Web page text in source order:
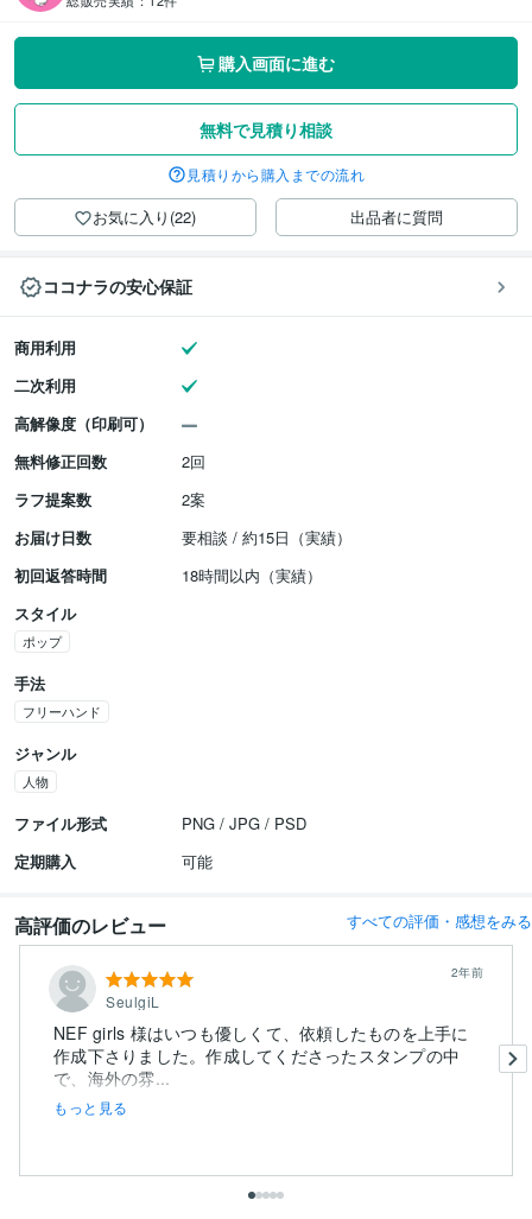
購入画面に進む
無料で見積り相談
見積りから購入までの流れ
お気に入り(22) 出品者に質問
ココナラの安心保証
商用利用
二次利用
高解像度（印刷可）
無料修正回数
2回
ラフ提案数
2案
お届け日数
要相談 / 約15日（実績）
初回返答時間
18時間以内（実績）
スタイル
ポップ
手法
フリーハンド
ジャンル
人物
ファイル形式
PNG / JPG / PSD
定期購入
可能
高評価のレビュー すべての評価・感想をみる
SeulgiL
2年前
NEF girls 様はいつも優しくて、依頼したものを上手に
作成下さりました。作成してくださったスタンプの中
で、海外の雰...
もっと見る